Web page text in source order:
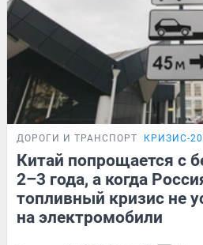
ДОРОГИ И ТРАНСПОРТ КРИЗИС-
Китай попрощается с
2–3 года, а когда
топливный кризис не
на электромобили